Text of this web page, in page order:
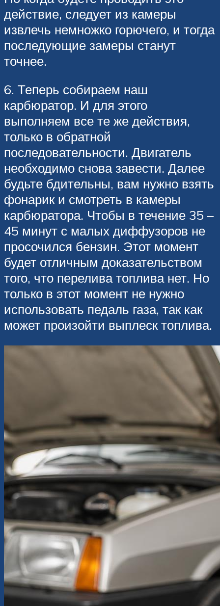
действие, следует из камеры
извлечь немножко горючего, и тогда
последующие замеры станут
точнее.
6. Теперь собираем наш
карбюратор. И для этого
выполняем все те же действия,
только в обратной
последовательности. Двигатель
необходимо снова завести. Далее
будьте бдительны, вам нужно взять
фонарик и смотреть в камеры
карбюратора. Чтобы в течение 35 –
45 минут с малых диффузоров не
просочился бензин. Этот момент
будет отличным доказательством
того, что перелива топлива нет. Но
только в этот момент не нужно
использовать педаль газа, так как
может произойти выплеск топлива.